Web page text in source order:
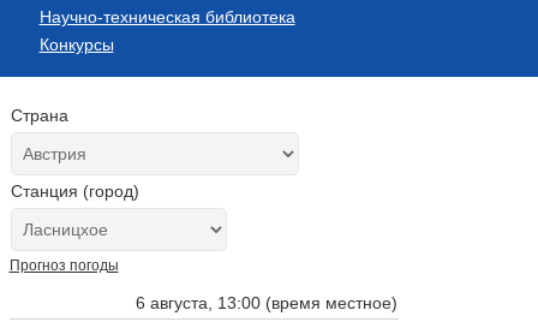
Научно-техническая библиотека
Конкурсы
Страна
Станция (город)
Прогноз погоды
6 августа, 13:00 (время местное)